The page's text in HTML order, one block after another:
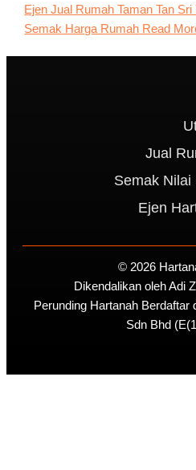
Ejen Jual Rumah Taman Tan Sri
Semak Harga Rumah Read
Jual
Semak Nilai
Ejen
© 2026
Dikendalikan oleh Adi
Perunding Hartanah Berdaftar
Sdn Bhd